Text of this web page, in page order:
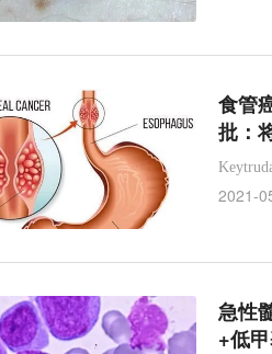
食管
批：
2021-
急性
+低